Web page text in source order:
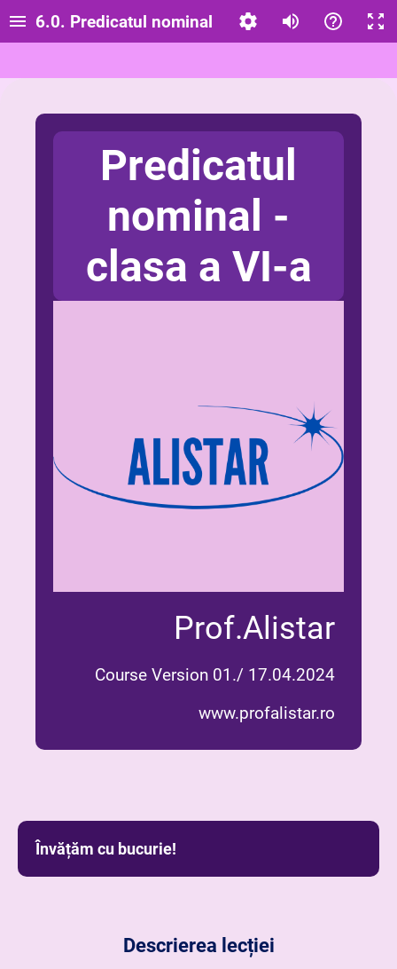
6.0. Predicatul nominal
Predicatul
nominal -
clasa a VI-a
Prof.Alistar
Course Version 01./ 17.04.2024
www.profalistar.ro
Învățăm cu bucurie!
Descrierea lecției